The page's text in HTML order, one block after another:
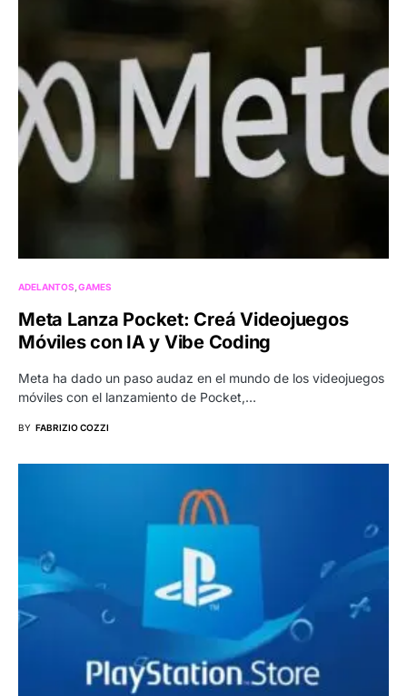
ADELANTOS GAMES
Meta Lanza Pocket: Creá Videojuegos
Móviles con IA y Vibe Coding
Meta ha dado un paso audaz en el mundo de los videojuegos
móviles con el lanzamiento de Pocket,…
BY FABRIZIO COZZI